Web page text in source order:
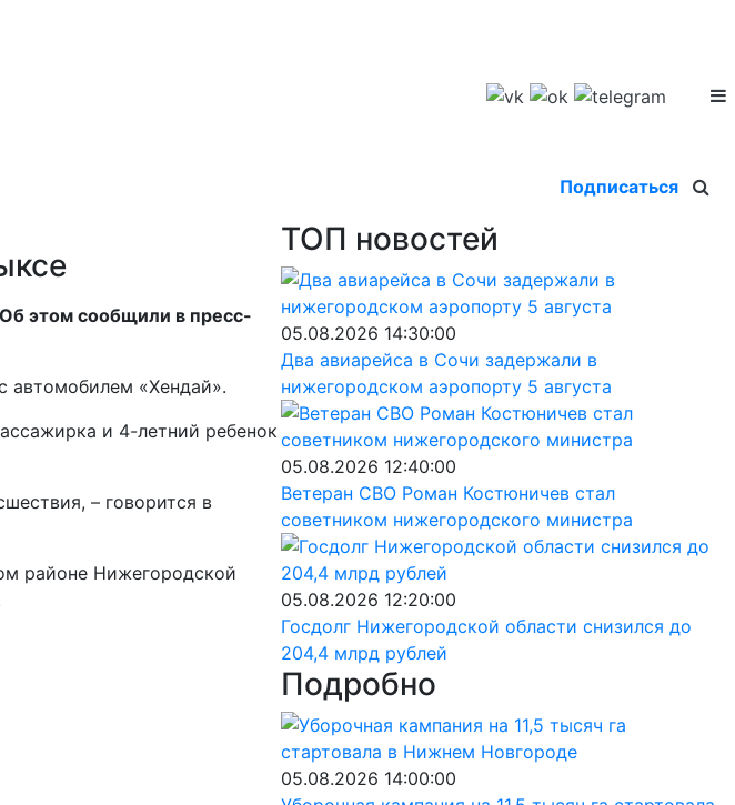
Подписаться
этом сообщили в пресс-
автомобилем «Хендай».
и 4-летний ребенок
– говорится в
районе Нижегородской
ТОП новостей
05.08.2026 14:30:00
Два авиарейса в Сочи задержали в
нижегородском аэропорту 5 августа
05.08.2026 12:40:00
Ветеран СВО Роман Костюничев стал
советником нижегородского министра
05.08.2026 12:20:00
Госдолг Нижегородской области снизился до
204,4 млрд рублей
Подробно
05.08.2026 14:00:00